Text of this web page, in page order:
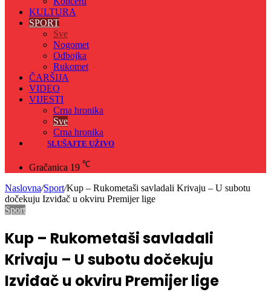
KULTURA
SPORT
Sve
Nogomet
Odbojka
Rukomet
ČARŠIJA
VIDEO
VIJESTI
Crna hronika
Sve
Crna hronika
SLUŠAJTE UŽIVO
Gračanica 19 ℃
Naslovna/Sport/Kup – Rukometaši savladali Krivaju – U subotu
dočekuju Izviđač u okviru Premijer lige
Sport
Kup – Rukometaši savladali
Krivaju – U subotu dočekuju
Izviđač u okviru Premijer lige